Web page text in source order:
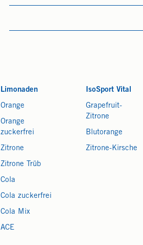
Limonaden
Orange
Orange
zuckerfrei
Zitrone
Zitrone Trüb
Cola
Cola zuckerfrei
Cola Mix
ACE
IsoSport Vital
Grapefruit-
Zitrone
Blutorange
Zitrone-Kirsche